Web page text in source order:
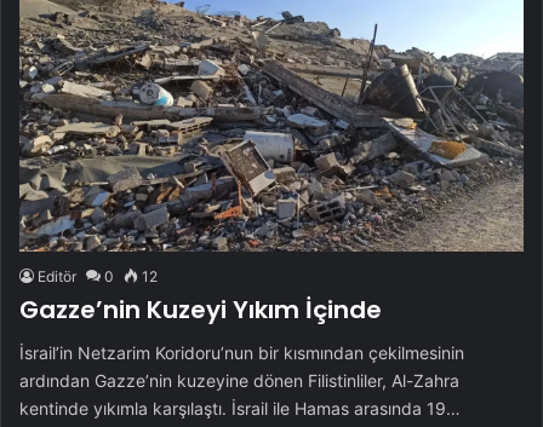
Editör 0 12
Gazze’nin Kuzeyi Yıkım İçinde
İsrail’in Netzarim Koridoru’nun bir kısmından çekilmesinin
ardından Gazze’nin kuzeyine dönen Filistinliler, Al-Zahra
kentinde yıkımla karşılaştı. İsrail ile Hamas arasında 19…